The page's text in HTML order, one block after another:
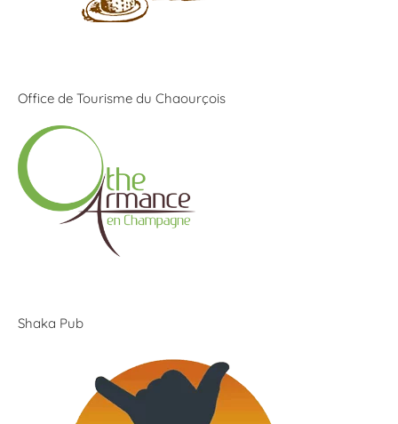
Office de Tourisme du Chaourçois
Shaka Pub